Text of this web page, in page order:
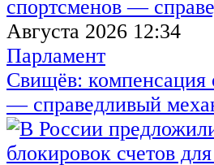
Августа 2026 12:34
Парламент
Свищёв: компенсация
— справедливый